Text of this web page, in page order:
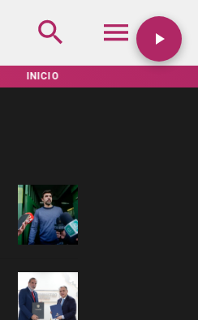
INICIO